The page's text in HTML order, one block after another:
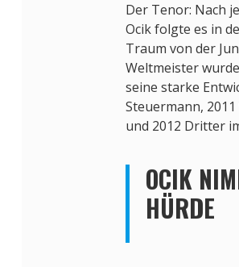
Der Tenor: Nach
Ocik folgte es in
Traum von der
Weltmeister
seine starke
Steuermann,
und 2012 Dritter
OCIK
ÜRDE